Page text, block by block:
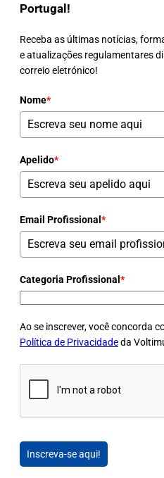
Portugal!
Receba as últimas notícias,
e atualizações regulamentares
correio eletrónico!
Nome*
Apelido*
Email Profissional*
Categoria Profissional*
Ao se inscrever, você concorda
Política de Privacidadeda
Inscreva-se aqui!